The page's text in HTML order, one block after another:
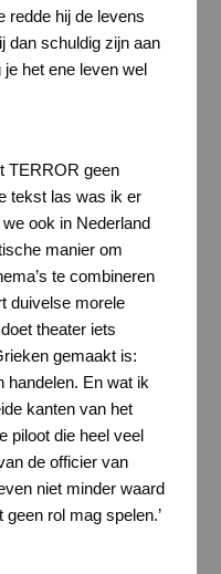
redde hij de levens
dan schuldig zijn aan
het ene leven wel
TERROR geen
tekst las was ik er
ook in Nederland
manier om
te combineren
duivelse morele
theater iets
gemaakt is:
handelen. En wat ik
kanten van het
piloot die heel veel
de officier van
niet minder waard
rol mag spelen.’